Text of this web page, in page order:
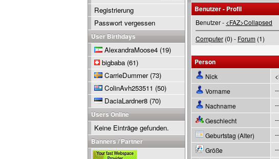
Benutzer - Profil
Benutzer - <FAZ>Collapsed
Computer (0) - Forum (1)
Person
Nick
Vorname
--
Nachname
--
Geschlecht
--
Geburtstag (Alter)
--
Größe
--
Registrierung
Passwort vergessen
User Birthdays
AlexandraMoose4 (19)
bigbaba (61)
CarrieDummer(73)
ColinAvh253511 (50)
DaciaLardner8 (70)
Users Online
Keine Einträge gefunden.
Banners / Partner